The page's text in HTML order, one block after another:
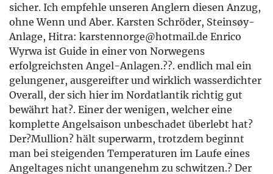
sicher. Ich empfehle unseren Anglern diesen Anzug,
ohne Wenn und Aber. Karsten Schröder, Steinsøy-
Anlage, Hitra: karstennorge@hotmail.de Enrico
Wyrwa ist Guide in einer von Norwegens
erfolgreichsten Angel-Anlagen.??. endlich mal ein
gelungener, ausgereifter und wirklich wasserdichter
Overall, der sich hier im Nordatlantik richtig gut
bewährt hat?. Einer der wenigen, welcher eine
komplette Angelsaison unbeschadet überlebt hat?
Der?Mullion? hält superwarm, trotzdem beginnt
man bei steigenden Temperaturen im Laufe eines
Angeltages nicht unangenehm zu schwitzen.? Der